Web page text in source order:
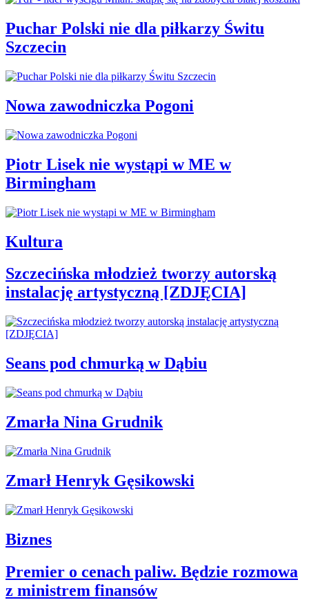
Puchar Polski nie dla piłkarzy Świtu
Szczecin
Nowa zawodniczka Pogoni
Piotr Lisek nie wystąpi w ME w
Birmingham
Kultura
Szczecińska młodzież tworzy autorską
instalację artystyczną [ZDJĘCIA]
Seans pod chmurką w Dąbiu
Zmarła Nina Grudnik
Zmarł Henryk Gęsikowski
Biznes
Premier o cenach paliw. Będzie rozmowa
z ministrem finansów